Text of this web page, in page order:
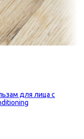
для лица с